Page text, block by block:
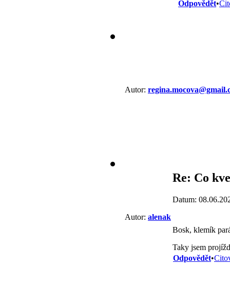
Odpovědět•
Autor:
Autor: alenak
Re: Co
Datum:
Bosk, klemík
Taky jsem
Odpovědět•